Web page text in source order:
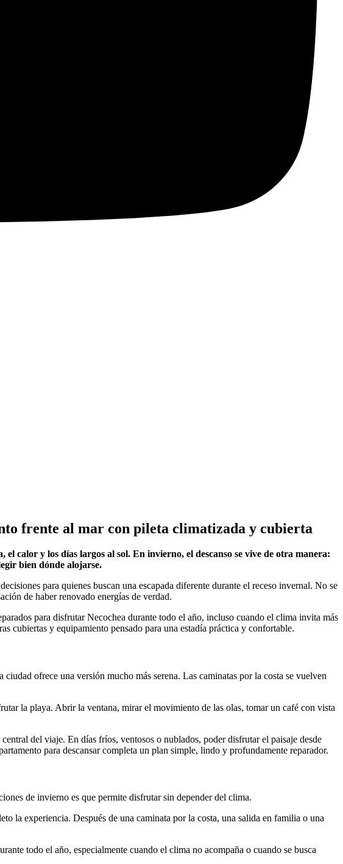
frente al mar con pileta climatizada y cubierta
calor y los días largos al sol. En invierno, el descanso se vive de otra manera:
bien dónde alojarse.
para quienes buscan una escapada diferente durante el receso invernal. No se
de haber renovado energías de verdad.
para disfrutar Necochea durante todo el año, incluso cuando el clima invita más
cubiertas y equipamiento pensado para una estadía práctica y confortable.
ofrece una versión mucho más serena. Las caminatas por la costa se vuelven
la playa. Abrir la ventana, mirar el movimiento de las olas, tomar un café con vista
del viaje. En días fríos, ventosos o nublados, poder disfrutar el paisaje desde
para descansar completa un plan simple, lindo y profundamente reparador.
de invierno es que permite disfrutar sin depender del clima.
la experiencia. Después de una caminata por la costa, una salida en familia o una
todo el año, especialmente cuando el clima no acompaña o cuando se busca